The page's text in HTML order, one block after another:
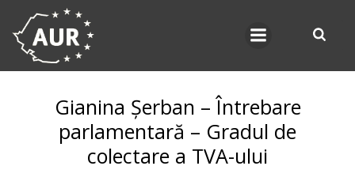
Gianina Șerban – Întrebare
parlamentară – Gradul de
colectare a TVA-ului